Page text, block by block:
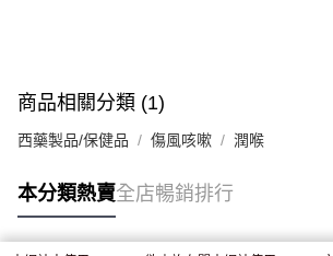
付款後門市自取，訂單確認後2-4個工作天到店
商品相關分類 (1)
西藥製品/保健品 傷風咳嗽 潤喉
本分類熱賣全店暢銷排行